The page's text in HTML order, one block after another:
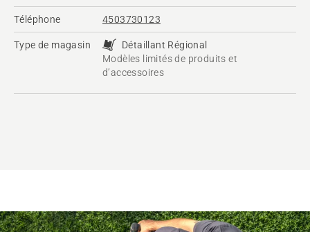
Téléphone 4503730123
Type de magasin
Détaillant Régional
Modèles limités de produits et
d’accessoires